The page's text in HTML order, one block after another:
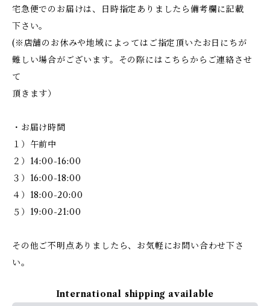
宅急便でのお届けは、日時指定ありましたら備考欄に記載
下さい。
(※店舗のお休みや地域によってはご指定頂いたお日にちが
難しい場合がございます。その際にはこちらからご連絡させ
て
頂きます）
・お届け時間
１）午前中
２）14:00-16:00
３）16:00-18:00
４）18:00-20:00
５）19:00-21:00
その他ご不明点ありましたら、お気軽にお問い合わせ下さ
い。
International shipping available